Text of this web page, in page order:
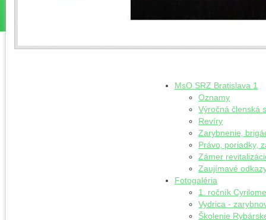
MsO SRZ Bratislava 1
Oznamy
Výročná členská
Revíry
Zarybnenie‚
Právo‚ poriadky‚
Zámer
Zaujímavé
Fotogaléria
1. ročník
Vydrica -
Školenie